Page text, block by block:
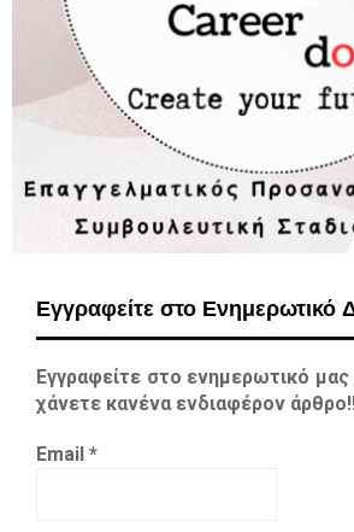
Εγγραφείτε στο Ενημερωτικό
Εγγραφείτε στο ενημερωτικό μας
χάνετε κανένα ενδιαφέρον
Email *